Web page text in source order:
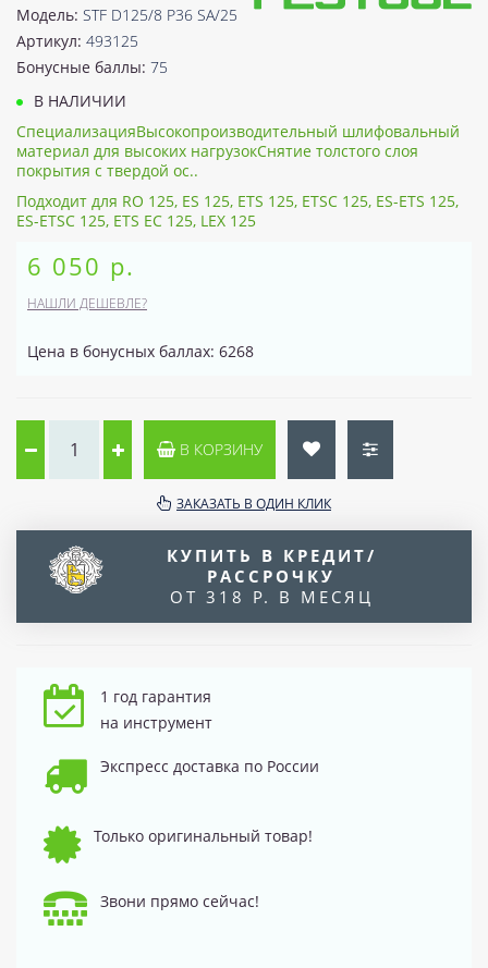
Модель: STF D125/8 P36 SA/25
Артикул: 493125
Бонусные баллы: 75
В НАЛИЧИИ
СпециализацияВысокопроизводительный шлифовальный
материал для высоких нагрузокСнятие толстого слоя
покрытия с твердой ос..
Подходит для RO 125, ES 125, ETS 125, ETSC 125, ES-ETS 125,
ES-ETSC 125, ETS EC 125, LEX 125
6 050 р.
НАШЛИ ДЕШЕВЛЕ?
Цена в бонусных баллах: 6268
В КОРЗИНУ
ЗАКАЗАТЬ В ОДИН КЛИК
КУПИТЬ В КРЕДИТ/
РАССРОЧКУ
ОТ 318 Р. В МЕСЯЦ
1 год гарантия
на инструмент
Экспресс доставка по России
Только оригинальный товар!
Звони прямо сейчас!